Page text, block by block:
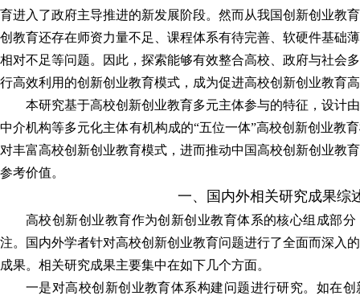
育进入了政府主导推进的新发展阶段。然而从我国创新创业教
创教育还存在师资力量不足、课程体系有待完善、软硬件基础
相对不足等问题。因此，探索能够有效整合高校、政府与社会
行高效利用的创新创业教育模式，成为促进高校创新创业教育
本研究基于高校创新创业教育多元主体参与的特征，设计
中介机构等多元化主体有机构成的“五位一体”高校创新创业教
对丰富高校创新创业教育模式，进而推动中国高校创新创业教
参考价值。
一、国内外相关研究成果综
高校创新创业教育作为创新创业教育体系的核心组成部
注。国内外学者针对高校创新创业教育问题进行了全面而深入
成果。相关研究成果主要集中在如下几个方面。
一是对高校创新创业教育体系构建问题进行研究。如在